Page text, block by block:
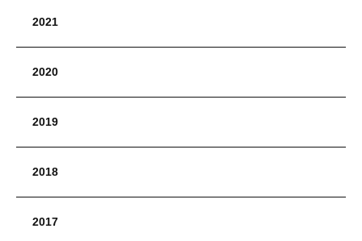
2021
2020
2019
2018
2017